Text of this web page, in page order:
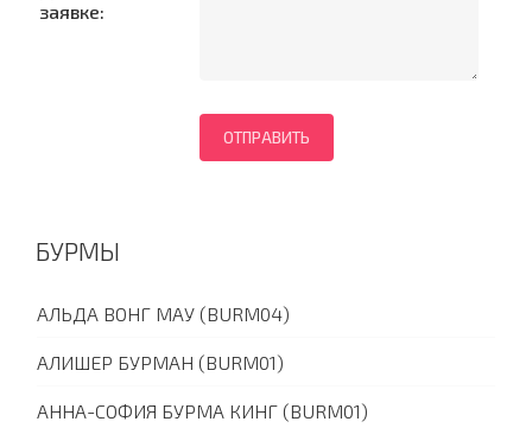
заявке:
БУРМЫ
АЛЬДА ВОНГ МАУ (BURM04)
АЛИШЕР БУРМАН (BURM01)
АННА-СОФИЯ БУРМА КИНГ (BURM01)